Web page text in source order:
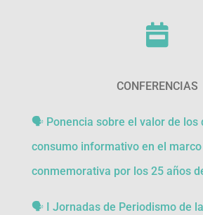

CONFERENCIAS
🗣Ponencia sobre el valor de los
consumo informativo en el
conmemorativa por los 25 años
🗣 I Jornadas de Periodismo de